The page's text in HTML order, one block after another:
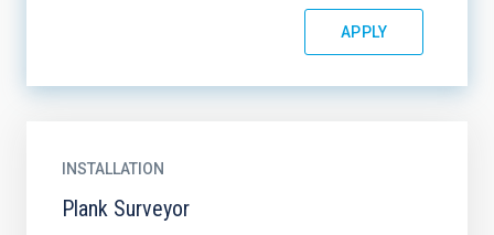
INSTALLATION
Plank Surveyor